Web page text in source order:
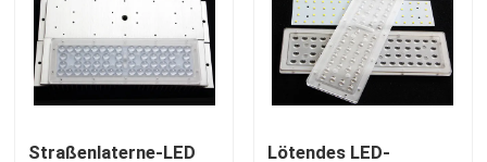
SMD-LED-Module
LED-Linsen-Reihe
LED-Straßenlaterne-Umbau-Ausrüstungen
Straßenlaterne-LED Lötendes LED-